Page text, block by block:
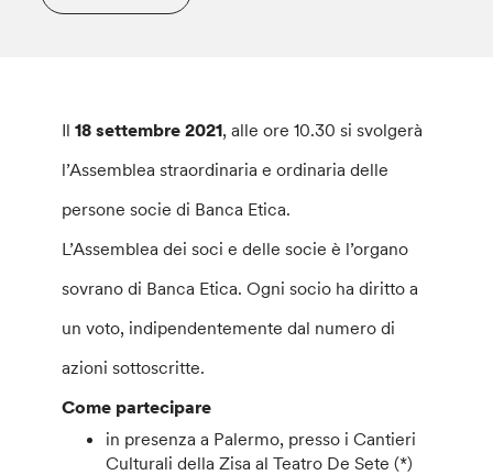
Il18 settembre 2021, alle ore 10.30 si svolgerà
l’Assemblea straordinaria e ordinaria delle
persone socie di Banca Etica.
L’Assemblea dei soci e delle socie è l’organo
sovrano di Banca Etica. Ogni socio ha diritto a
un voto, indipendentemente dal numero di
azioni sottoscritte.
Come partecipare
in presenza a Palermo, presso i Cantieri
Culturali della Zisa al Teatro De Sete (*)